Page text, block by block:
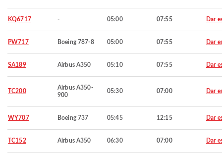
KQ6717 - 05:00 07:55 Dar
PW717 Boeing 787-8 05:00 07:55 Dar
SA189 Airbus A350 05:10 07:55 Dar
TC200
Airbus A350-
900
05:30 07:00 Dar
WY707 Boeing 737 05:45 12:15 Dar
TC152 Airbus A350 06:30 07:00 Dar